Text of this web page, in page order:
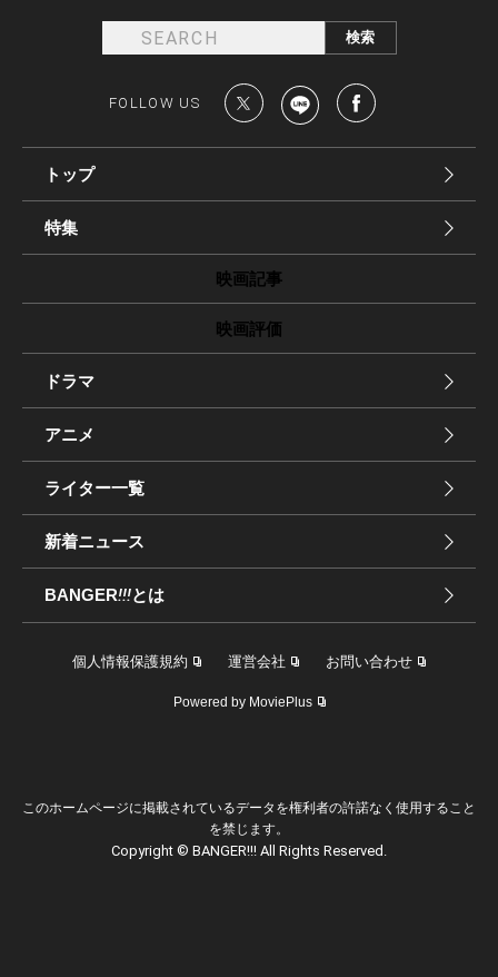
FOLLOW US
トップ
特集
映画記事
映画評価
ドラマ
アニメ
ライター一覧
新着ニュース
BANGER!!!とは
個人情報保護規約 運営会社 お問い合わせ
Powered by MoviePlus
このホームページに掲載されているデータを権利者の許諾なく使用すること
を禁じます。
Copyright © BANGER!!! All Rights Reserved.